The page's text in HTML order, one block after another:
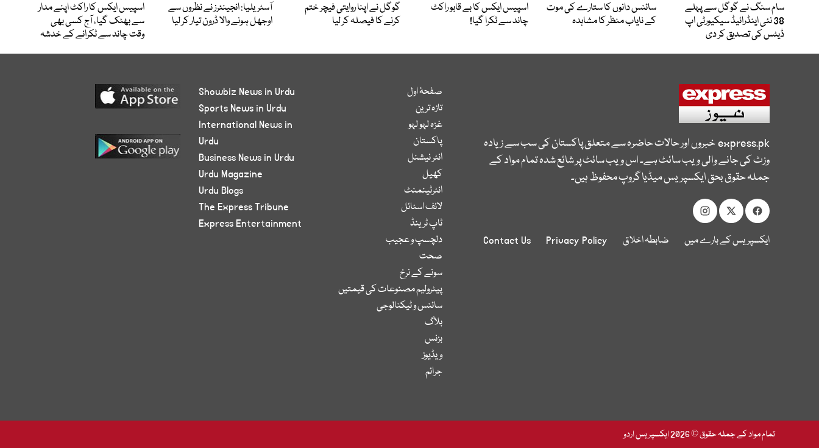
سام سنگ نے گوگل سے پہلے
38 نئی اینڈرائیڈ سیکیورٹی اپ
ڈیٹس کی تصدیق کر دی
سائنس دانوں کا ستارے کی موت
کے نایاب منظر کا مشاہدہ
اسپیس ایکس کا بے قابو راکٹ
چاند سے ٹکرا گیا!
گوگل نے اپنا روایتی فیچر ختم
کرنے کا فیصلہ کر لیا
آسٹریلیا: انجینئرز نے نظروں سے
اوجھل ہونے والا ڈرون تیار کر لیا
اسپیس ایکس کا راکٹ اپنے مدار
سے بھٹک گیا، آج کسی بھی
وقت چاند سے ٹکرانے کے خدشہ
express.pkخبروں اور حالات حاضرہ سے متعلق پاکستان کی سب سے زیادہ
وزٹ کی جانے والی ویب سائٹ ہے۔ اس ویب سائٹ پر شائع شدہ تمام مواد کے
جملہ حقوق بحق ایکسپریس میڈیا گروپ محفوظ ہیں۔
ایکسپریس کے بارے میں ضابطہ اخلاق Privacy Policy
Contact Us
صفحۂ اول
تازہ ترین
غزہ لہو لہو
پاکستان
انٹر نیشنل
کھیل
انٹرٹینمنٹ
لائف اسٹائل
ٹاپ ٹرینڈ
دلچسپ و عجیب
صحت
سونے کے نرخ
پیٹرولیم مصنوعات کی قیمتیں
سائنس و ٹیکنالوجی
بلاگ
بزنس
ویڈیوز
جرائم
Showbiz News in Urdu
Sports News in Urdu
International News in
Urdu
Business News in Urdu
Urdu Magazine
Urdu Blogs
The Express Tribune
Express Entertainment
تمام مواد کے جملہ حقوق © 2026 ایکسپریس اردو